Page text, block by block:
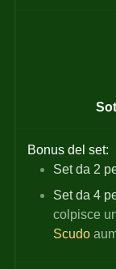
Bonus del set:
Set da 2
Set da 4
colpisce
Scudo